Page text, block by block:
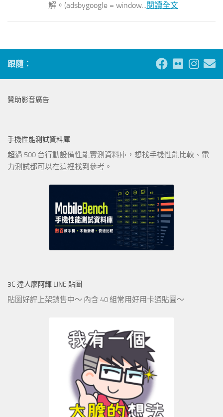
解。(adsbygoogle = window...閱讀全文
跟隨：
贊助影音廣告
手機性能測試資料庫
超過 500 台行動設備性能實測資料庫，想找手機性能比較、電
力測試都可以在這裡找到參考。
3C 達人廖阿輝 LINE 貼圖
貼圖好評上架銷售中～ 內含 40 組常用好用卡通貼圖～